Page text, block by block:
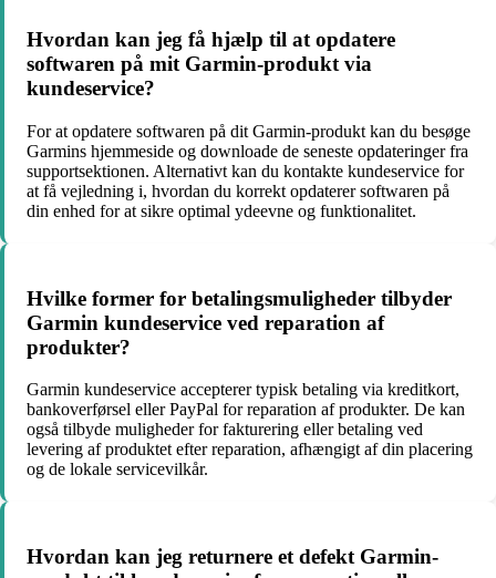
Hvordan kan jeg få hjælp til at opdatere
softwaren på mit Garmin-produkt via
kundeservice?
For at opdatere softwaren på dit Garmin-produkt kan du besøge
Garmins hjemmeside og downloade de seneste opdateringer fra
supportsektionen. Alternativt kan du kontakte kundeservice for
at få vejledning i, hvordan du korrekt opdaterer softwaren på
din enhed for at sikre optimal ydeevne og funktionalitet.
Hvilke former for betalingsmuligheder tilbyder
Garmin kundeservice ved reparation af
produkter?
Garmin kundeservice accepterer typisk betaling via kreditkort,
bankoverførsel eller PayPal for reparation af produkter. De kan
også tilbyde muligheder for fakturering eller betaling ved
levering af produktet efter reparation, afhængigt af din placering
og de lokale servicevilkår.
Hvordan kan jeg returnere et defekt Garmin-